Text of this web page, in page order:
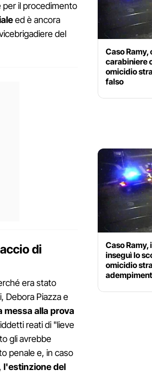
per il procedimento
ed è ancora
del
di
era stato
Debora Piazza e
messa alla prova
reati di "lieve
gli avrebbe
penale e, in caso
l'estinzione del
Caso
carabiniere
omicidio
falso
Caso
inseguì lo
omicidio